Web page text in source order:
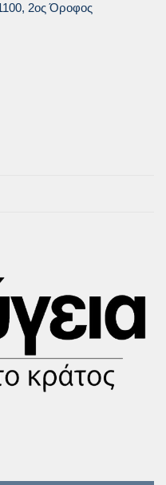
2ος Όροφος